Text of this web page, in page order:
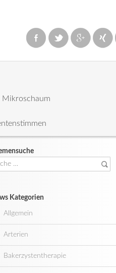
Kategorien
Allgemein
Arterien
Bakerzystentherapie